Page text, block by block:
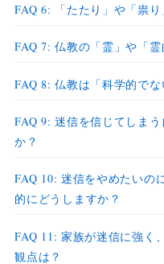
FAQ 6: 「たたり」や「祟
FAQ 7: 仏教の「霊」や「
FAQ 8: 仏教は「科学的で
FAQ 9: 迷信を信じてしま
か？
FAQ 10: 迷信をやめたいの
的にどうしますか？
FAQ 11: 家族が迷信に強く
観点は？